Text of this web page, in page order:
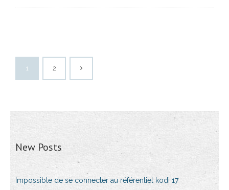
1 2
New Posts
Impossible de se connecter au référentiel kodi 17